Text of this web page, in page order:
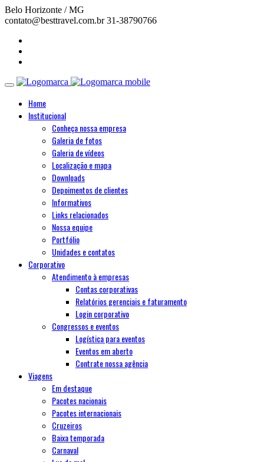
Belo Horizonte / MG
contato@besttravel.com.br 31-38790766
Home
Institucional
Conheça nossa empresa
Galeria de fotos
Galeria de vídeos
Localização e mapa
Downloads
Depoimentos de clientes
Informativos
Links relacionados
Nossa equipe
Portfólio
Unidades e contatos
Corporativo
Atendimento à empresas
Contas corporativas
Relatórios gerenciais e faturamento
Login corporativo
Congressos e eventos
Logística para eventos
Eventos em aberto
Contrate nossa agência
Viagens
Em destaque
Pacotes nacionais
Pacotes internacionais
Cruzeiros
Baixa temporada
Carnaval